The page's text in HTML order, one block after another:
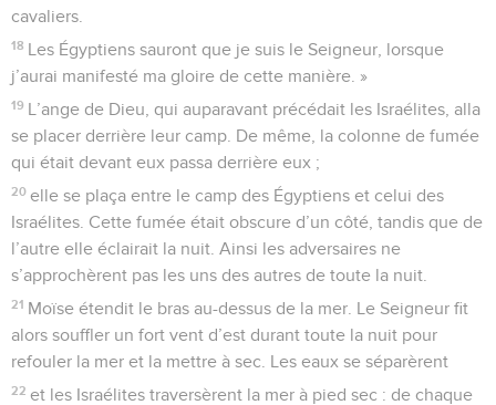
cavaliers.
18 Les Égyptiens sauront que je suis le Seigneur, lorsque
j’aurai manifesté ma gloire de cette manière. »
19 L’ange de Dieu, qui auparavant précédait les Israélites, alla
se placer derrière leur camp. De même, la colonne de fumée
qui était devant eux passa derrière eux ;
20 elle se plaça entre le camp des Égyptiens et celui des
Israélites. Cette fumée était obscure d’un côté, tandis que de
l’autre elle éclairait la nuit. Ainsi les adversaires ne
s’approchèrent pas les uns des autres de toute la nuit.
21 Moïse étendit le bras au-dessus de la mer. Le Seigneur fit
alors souffler un fort vent d’est durant toute la nuit pour
refouler la mer et la mettre à sec. Les eaux se séparèrent
22 et les Israélites traversèrent la mer à pied sec : de chaque